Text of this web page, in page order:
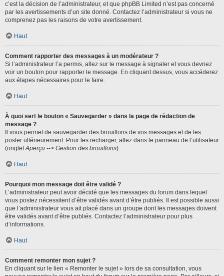
c’est la décision de l’administrateur, et que phpBB Limited n’est pas concerné
par les avertissements d’un site donné. Contactez l’administrateur si vous ne
comprenez pas les raisons de votre avertissement.
Haut
Comment rapporter des messages à un modérateur ?
Si l’administrateur l’a permis, allez sur le message à signaler et vous devriez
voir un bouton pour rapporter le message. En cliquant dessus, vous accéderez
aux étapes nécessaires pour le faire.
Haut
À quoi sert le bouton « Sauvegarder » dans la page de rédaction de
message ?
Il vous permet de sauvegarder des brouillons de vos messages et de les
poster ultérieurement. Pour les recharger, allez dans le panneau de l’utilisateur
(ongletAperçu --> Gestion des brouillons).
Haut
Pourquoi mon message doit être validé ?
L’administrateur peut avoir décidé que les messages du forum dans lequel
vous postez nécessitent d’être validés avant d’être publiés. Il est possible aussi
que l’administrateur vous ait placé dans un groupe dont les messages doivent
être validés avant d’être publiés. Contactez l’administrateur pour plus
d’informations.
Haut
Comment remonter mon sujet ?
En cliquant sur le lien « Remonter le sujet » lors de sa consultation, vous